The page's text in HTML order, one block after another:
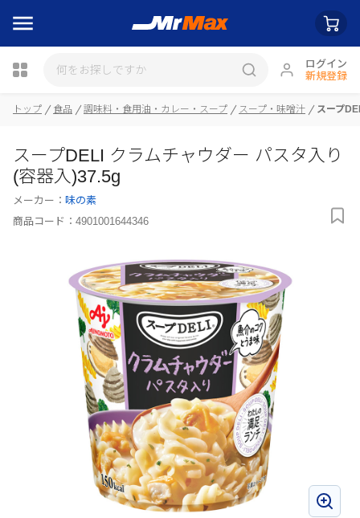
ログイン
新規登録
トップ 食品 調味料・食用油・カレー・スープ スープ・味噌汁 スープ
スープDELI クラムチャウダー パスタ入り
(容器入)37.5g
メーカー： 味の素
商品コード： 4901001644346